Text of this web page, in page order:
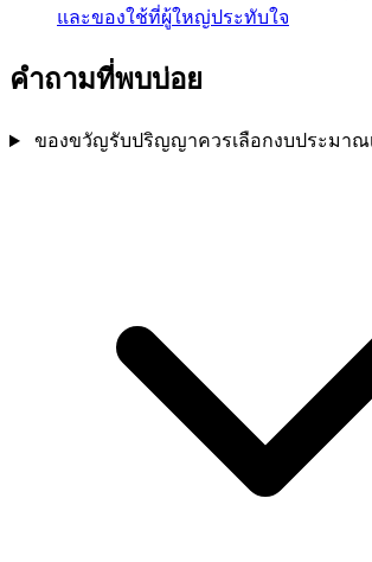
และของใช้ที่ผู้ใหญ่ประทับใจ
คำถามที่พบบ่อย
ของขวัญรับปริญญาควรเลือกงบประมาณ